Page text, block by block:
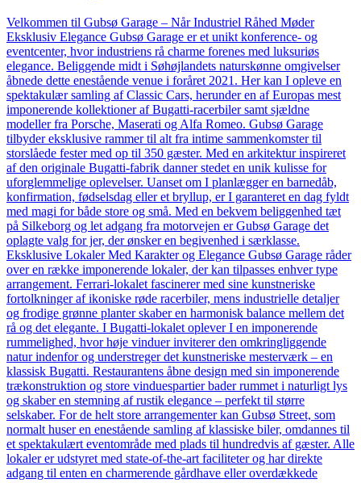
Velkommen til Gubsø Garage – Når Industriel Råhed Møder
Eksklusiv Elegance Gubsø Garage er et unikt konference- og
eventcenter, hvor industriens rå charme forenes med luksuriøs
elegance. Beliggende midt i Søhøjlandets naturskønne omgivelser
åbnede dette enestående venue i foråret 2021. Her kan I opleve en
spektakulær samling af Classic Cars, herunder en af Europas mest
imponerende kollektioner af Bugatti-racerbiler samt sjældne
modeller fra Porsche, Maserati og Alfa Romeo. Gubsø Garage
tilbyder eksklusive rammer til alt fra intime sammenkomster til
storslåede fester med op til 350 gæster. Med en arkitektur inspireret
af den originale Bugatti-fabrik danner stedet en unik kulisse for
uforglemmelige oplevelser. Uanset om I planlægger en barnedåb,
konfirmation, fødselsdag eller et bryllup, er I garanteret en dag fyldt
med magi for både store og små. Med en bekvem beliggenhed tæt
på Silkeborg og let adgang fra motorvejen er Gubsø Garage det
oplagte valg for jer, der ønsker en begivenhed i særklasse.
Eksklusive Lokaler Med Karakter og Elegance Gubsø Garage råder
over en række imponerende lokaler, der kan tilpasses enhver type
arrangement. Ferrari-lokalet fascinerer med sine kunstneriske
fortolkninger af ikoniske røde racerbiler, mens industrielle detaljer
og frodige grønne planter skaber en harmonisk balance mellem det
rå og det elegante. I Bugatti-lokalet oplever I en imponerende
rummelighed, hvor høje vinduer inviterer den omkringliggende
natur indenfor og understreger det kunstneriske mesterværk – en
klassisk Bugatti. Restaurantens åbne design med sin imponerende
trækonstruktion og store vinduespartier bader rummet i naturligt lys
og skaber en stemning af rustik elegance – perfekt til større
selskaber. For de helt store arrangementer kan Gubsø Street, som
normalt huser en enestående samling af klassiske biler, omdannes til
et spektakulært eventområde med plads til hundredvis af gæster. Alle
lokaler er udstyret med state-of-the-art faciliteter og har direkte
adgang til enten en charmerende gårdhave eller overdækkede